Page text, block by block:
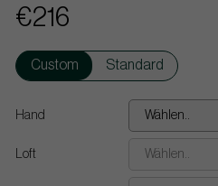
€216
Custom Standard
Hand Wählen..
Loft Wählen..